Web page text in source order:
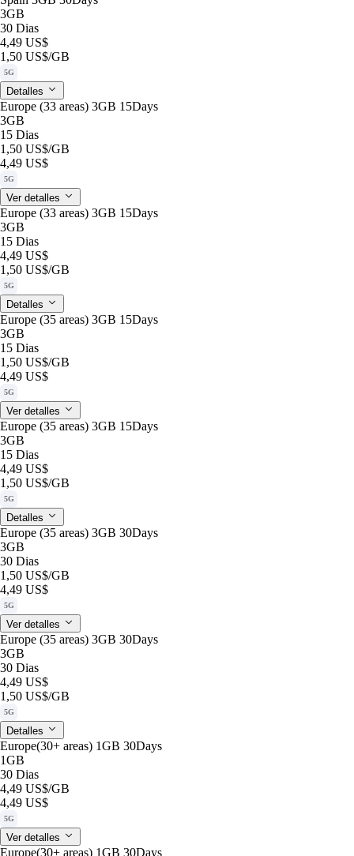
3GB
30 Dias
4,49 US$
1,50 US$/GB
5G
Detalles
Europe (33 areas) 3GB 15Days
3GB
15 Dias
1,50 US$/GB
4,49 US$
5G
Ver detalles
Europe (33 areas) 3GB 15Days
3GB
15 Dias
4,49 US$
1,50 US$/GB
5G
Detalles
Europe (35 areas) 3GB 15Days
3GB
15 Dias
1,50 US$/GB
4,49 US$
5G
Ver detalles
Europe (35 areas) 3GB 15Days
3GB
15 Dias
4,49 US$
1,50 US$/GB
5G
Detalles
Europe (35 areas) 3GB 30Days
3GB
30 Dias
1,50 US$/GB
4,49 US$
5G
Ver detalles
Europe (35 areas) 3GB 30Days
3GB
30 Dias
4,49 US$
1,50 US$/GB
5G
Detalles
Europe(30+ areas) 1GB 30Days
1GB
30 Dias
4,49 US$/GB
4,49 US$
5G
Ver detalles
Europe(30+ areas) 1GB 30Days